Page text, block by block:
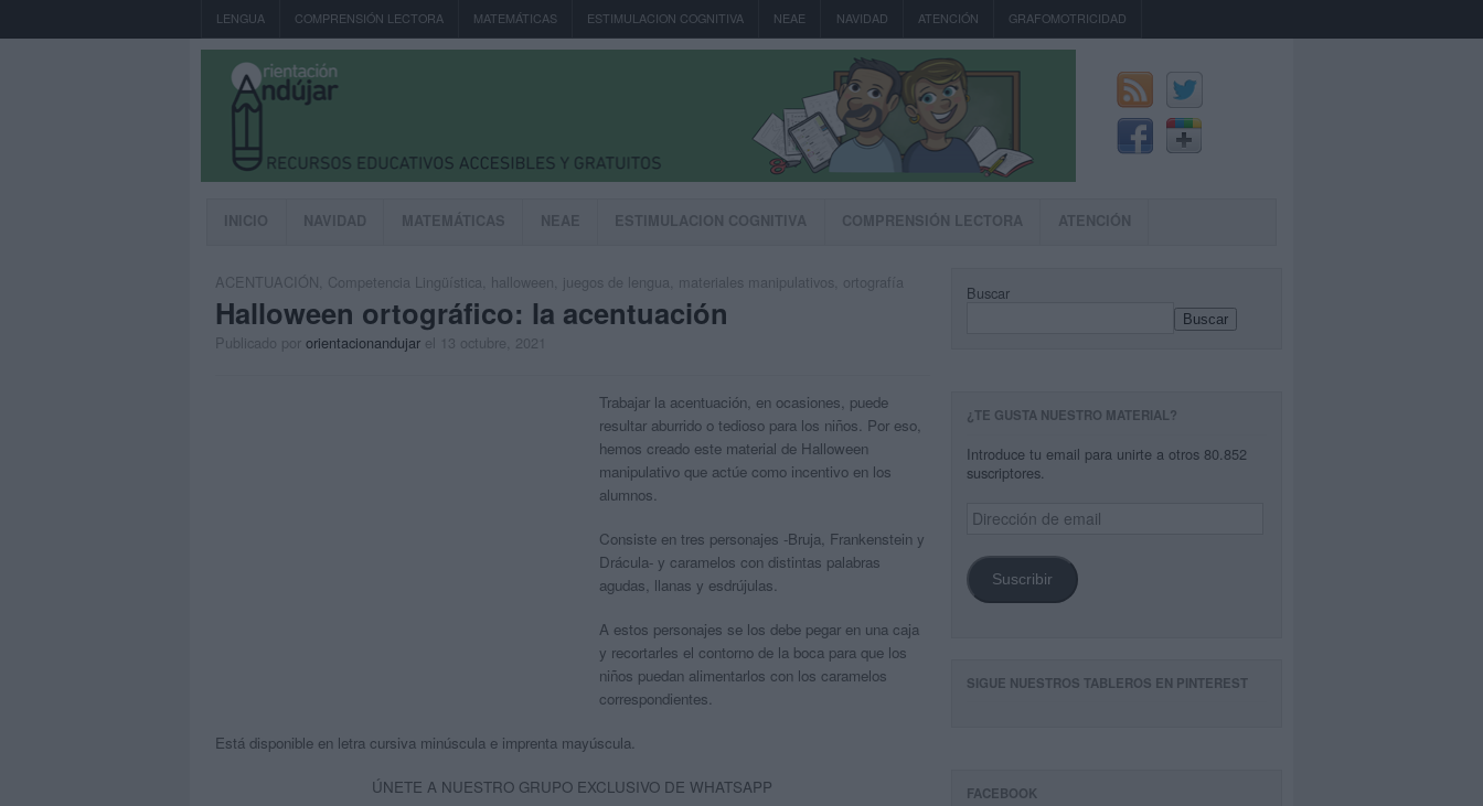
LENGUA COMPRENSIÓN LECTORA MATEMÁTICAS ESTIMULACION COGNITIVA NEAE NAVIDAD ATENCIÓN GRAFOMOTRICIDAD
INICIO NAVIDAD MATEMÁTICAS NEAE ESTIMULACION COGNITIVA COMPRENSIÓN LECTORA ATENCIÓN
ACENTUACIÓN Competencia Lingüística halloween juegos de lengua materiales manipulativos ortografía
Halloween ortográfico: la acentuación
Publicado por orientacionandujar el 13 octubre, 2021
Trabajar la acentuación, en ocasiones, puede
resultar aburrido o tedioso para los niños. Por eso,
hemos creado este material de Halloween
manipulativo que actúe como incentivo en los
alumnos.
Consiste en tres personajes -Bruja, Frankenstein y
Drácula- y caramelos con distintas palabras
agudas, llanas y esdrújulas.
A estos personajes se los debe pegar en una caja
y recortarles el contorno de la boca para que los
niños puedan alimentarlos con los caramelos
correspondientes.
Está disponible en letra cursiva minúscula e imprenta mayúscula.
ÚNETE A NUESTRO GRUPO EXCLUSIVO DE WHATSAPP
Buscar
Buscar
¿TE GUSTA NUESTRO MATERIAL?
Introduce tu email para unirte a otros 80.852
suscriptores.
Dirección
de
Suscribir
SIGUE NUESTROS TABLEROS EN PINTEREST
FACEBOOK